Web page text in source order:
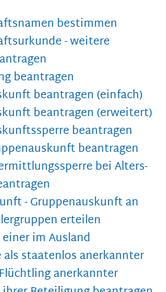
bestimmen
- weitere
beantragen
beantragen (einfach)
beantragen (erweitert)
beantragen
beantragen
bei Alters-
- Gruppenauskunft an
erteilen
im Ausland
als staatenlos anerkannter
anerkannter